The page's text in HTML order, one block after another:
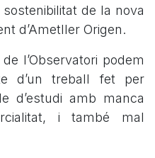
de la nova
d’Ametller Origen.
l’Observatori podem
d’un treball fet per
d’estudi amb manca
i també mal